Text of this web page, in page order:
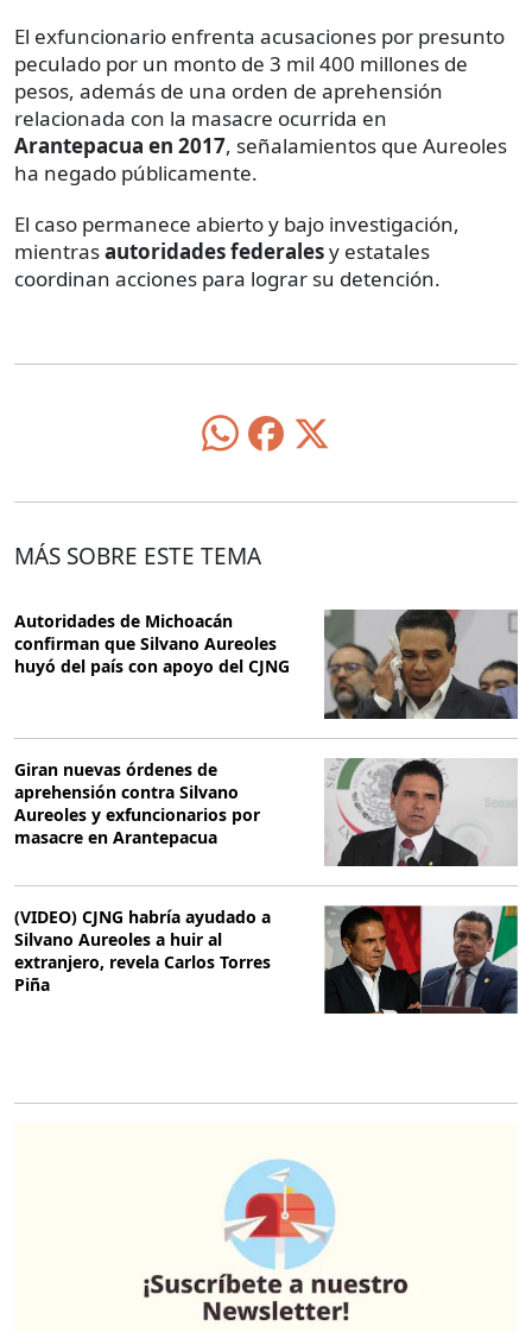
El exfuncionario enfrenta acusaciones por presunto
peculado por un monto de 3 mil 400 millones de
pesos, además de una orden de aprehensión
relacionada con la masacre ocurrida en
Arantepacua en 2017, señalamientos que Aureoles
ha negado públicamente.
El caso permanece abierto y bajo investigación,
mientrasautoridades federalesy estatales
coordinan acciones para lograr su detención.
MÁS SOBRE ESTE TEMA
Autoridades de Michoacán
confirman que Silvano Aureoles
huyó del país con apoyo del CJNG
Giran nuevas órdenes de
aprehensión contra Silvano
Aureoles y exfuncionarios por
masacre en Arantepacua
(VIDEO) CJNG habría ayudado a
Silvano Aureoles a huir al
extranjero, revela Carlos Torres
Piña